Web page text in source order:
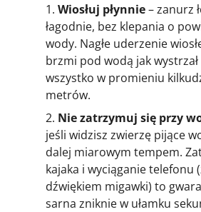
Wiosłuj płynnie– zanurz
łagodnie, bez klepania o
wody. Nagłe uderzenie
brzmi pod wodą jak wystrzał
wszystko w promieniu
metrów.
Nie zatrzymuj się przy
jeśli widzisz zwierzę pijące
dalej miarowym tempem.
kajaka i wyciąganie telefonu
dźwiękiem migawki) to
sarna zniknie w ułamku